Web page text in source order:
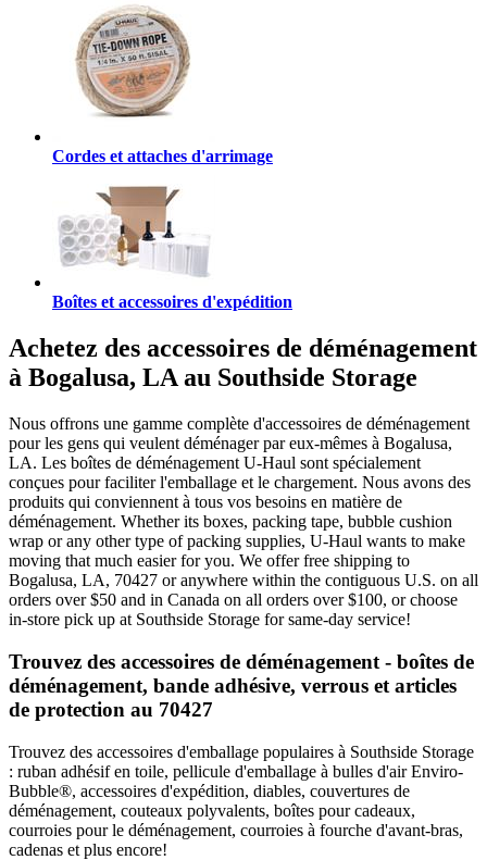
Cordes et attaches d'arrimage
Boîtes et accessoires d'expédition
Achetez des accessoires de déménagement
à Bogalusa, LA au Southside Storage
Nous offrons une gamme complète d'accessoires de déménagement
pour les gens qui veulent déménager par eux-mêmes à Bogalusa,
LA. Les boîtes de déménagement U-Haul sont spécialement
conçues pour faciliter l'emballage et le chargement. Nous avons des
produits qui conviennent à tous vos besoins en matière de
déménagement. Whether its boxes, packing tape, bubble cushion
wrap or any other type of packing supplies, U-Haul wants to make
moving that much easier for you. We offer free shipping to
Bogalusa, LA, 70427 or anywhere within the contiguous U.S. on all
orders over $50 and in Canada on all orders over $100, or choose
in-store pick up at Southside Storage for same-day service!
Trouvez des accessoires de déménagement - boîtes de
déménagement, bande adhésive, verrous et articles
de protection au 70427
Trouvez des accessoires d'emballage populaires à Southside Storage
: ruban adhésif en toile, pellicule d'emballage à bulles d'air Enviro-
Bubble®, accessoires d'expédition, diables, couvertures de
déménagement, couteaux polyvalents, boîtes pour cadeaux,
courroies pour le déménagement, courroies à fourche d'avant-bras,
cadenas et plus encore!